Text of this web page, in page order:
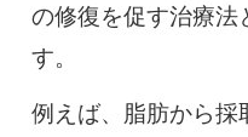
の修復を促す治療法
す。
例えば、脂肪から採